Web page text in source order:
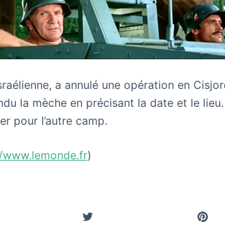
a annulé une opération en
la mèche en précisant la date et le
pour l’autre camp.
)